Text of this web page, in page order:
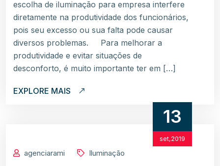
escolha de iluminação para empresa interfere
diretamente na produtividade dos funcionários,
pois seu excesso ou sua falta pode causar
diversos problemas. Para melhorar a
produtividade e evitar situações de
desconforto, é muito importante ter em […]
EXPLORE MAIS
13
set,2019
agenciarami Iluminação